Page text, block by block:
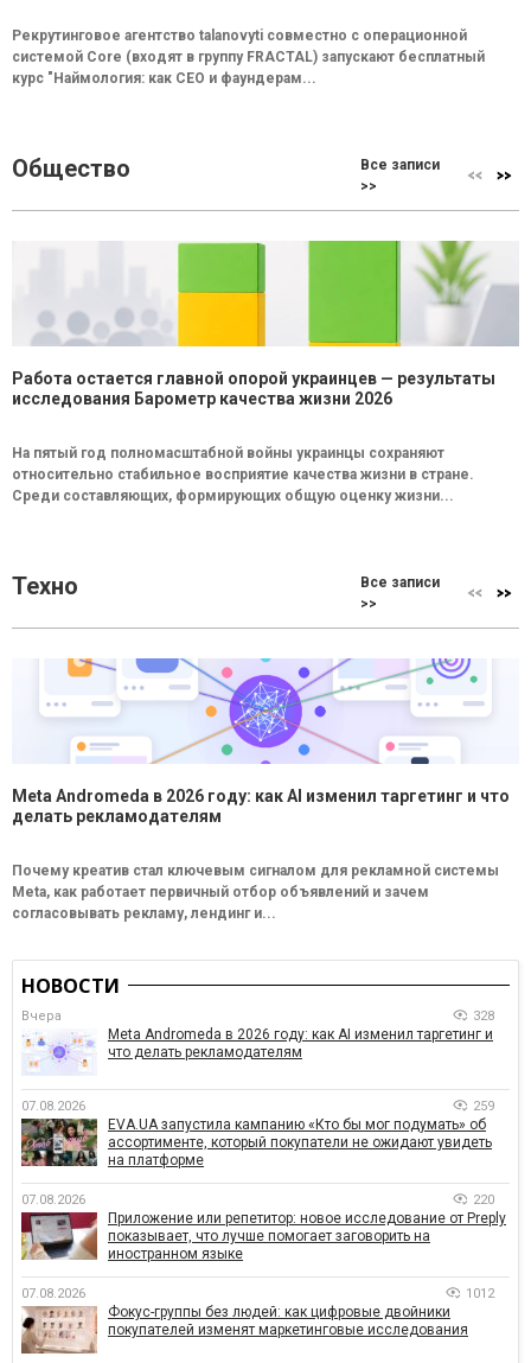
Рекрутинговое агентство talanovyti совместно с операционной
системой Core (входят в группу FRACTAL) запускают бесплатный
курс "Наймология: как СEO и фаундерам...
Общество
Все записи
>>
Работа остается главной опорой украинцев — результаты
исследования Барометр качества жизни 2026
На пятый год полномасштабной войны украинцы сохраняют
относительно стабильное восприятие качества жизни в стране.
Среди составляющих, формирующих общую оценку жизни...
Техно
Все записи
>>
Meta Andromeda в 2026 году: как AI изменил таргетинг и что
делать рекламодателям
Почему креатив стал ключевым сигналом для рекламной системы
Meta, как работает первичный отбор объявлений и зачем
согласовывать рекламу, лендинг и...
НОВОСТИ
Вчера 328
Meta Andromeda в 2026 году: как AI изменил таргетинг и
что делать рекламодателям
07.08.2026 259
EVA.UA запустила кампанию «Кто бы мог подумать» об
ассортименте, который покупатели не ожидают увидеть
на платформе
07.08.2026 220
Приложение или репетитор: новое исследование от Preply
показывает, что лучше помогает заговорить на
иностранном языке
07.08.2026 1012
Фокус-группы без людей: как цифровые двойники
покупателей изменят маркетинговые исследования